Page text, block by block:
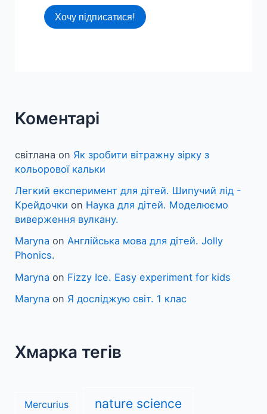
Хочу підписатися!
Коментарі
світлана on Як зробити вітражну зірку з
кольорової кальки
Легкий експеримент для дітей. Шипучий лід -
Крейдочки on Наука для дітей. Моделюємо
виверження вулкану.
Maryna onАнглійська мова для дітей. Jolly
Phonics.
Maryna on Fizzy Ice. Easy experiment for kids
Maryna on Я досліджую світ. 1 клас
Хмарка тегів
Mercurius nature science